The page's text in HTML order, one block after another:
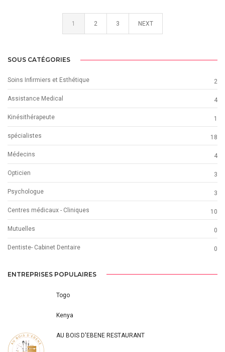
1 2 3 NEXT
SOUS CATÉGORIES
Soins Infirmiers et Esthétique 2
Assistance Medical 4
Kinésithérapeute 1
spécialistes 18
Médecins 4
Opticien 3
Psychologue 3
Centres médicaux - Cliniques 10
Mutuelles 0
Dentiste- Cabinet Dentaire 0
ENTREPRISES POPULAIRES
Togo
Kenya
AU BOIS D'EBENE RESTAURANT